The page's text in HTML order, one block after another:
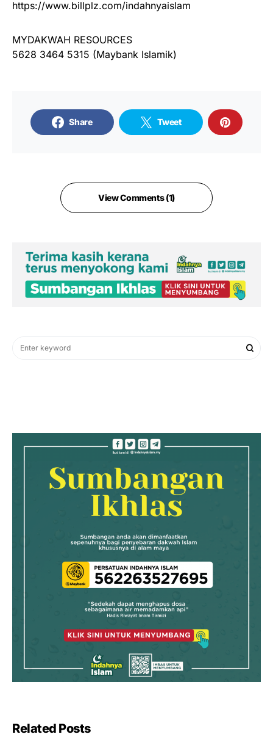
https://www.billplz.com/indahnyaislam
MYDAKWAH RESOURCES
5628 3464 5315 (Maybank Islamik)
Share Tweet
View Comments (1)
Related Posts